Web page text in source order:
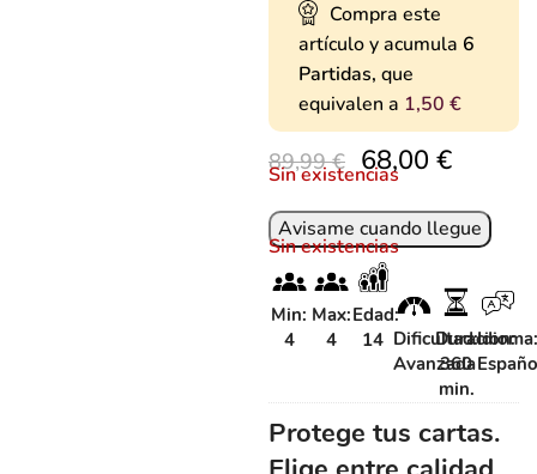
Compra este
artículo y acumula 6
Partidas, que
equivalen a 1,50 €
89,99€ 68,00 €
Sin existencias
Sin existencias
Min:
4
Max:
4
Edad:
14 Dificultad:
Avanzada
Duracion:
360
min.
Protege tus cartas.